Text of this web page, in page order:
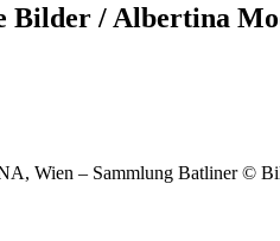
Bilder / Albertina
Wien – Sammlung Batliner ©